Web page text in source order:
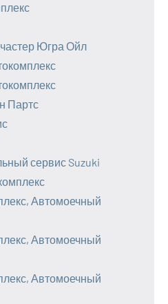
Югра Ойл
Партс
сервис Suzuki
Автомоечный
Автомоечный
Автомоечный